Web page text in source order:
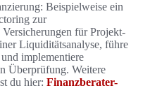
Beispielweise ein
zur
für Projekt-
Liquiditätsanalyse, führe
implementiere
Überprüfung. Weitere
du hier: Finanzberater-